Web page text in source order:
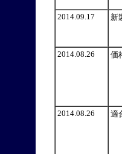
2014.09.17
新
2014.08.26
価
2014.08.26
適